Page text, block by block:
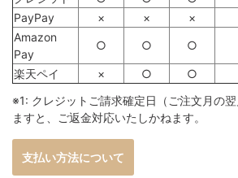
PayPay
× × ×
Amazon
Pay
○ ○ ○
楽天ペイ × ○ ○
※1: クレジットご請求確定日（ご注文月の
ますと、ご返金対応いたしかねます。
支払い方法について